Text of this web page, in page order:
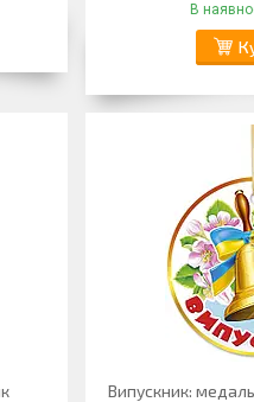
В
Випускник: